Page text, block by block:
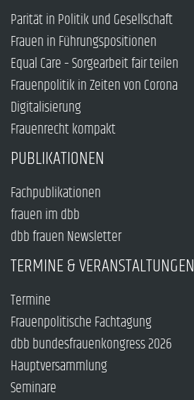
Parität in Politik und Gesellschaft
Frauen in Führungspositionen
Equal Care – Sorgearbeit fair teilen
Frauenpolitik in Zeiten von Corona
Digitalisierung
Frauenrecht kompakt
PUBLIKATIONEN
Fachpublikationen
frauen im dbb
dbb frauen Newsletter
TERMINE & VERANSTALTUNGEN
Termine
Frauenpolitische Fachtagung
dbb bundesfrauenkongress 2026
Hauptversammlung
Seminare